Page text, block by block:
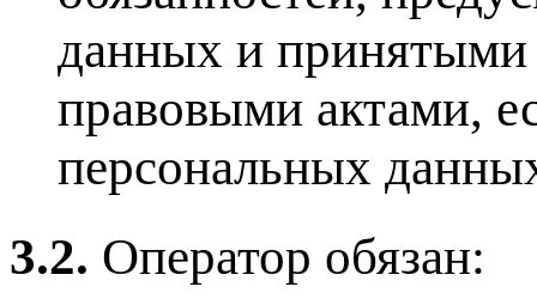
данных и принятыми
правовыми актами,
персональных
3.2. Оператор обязан: